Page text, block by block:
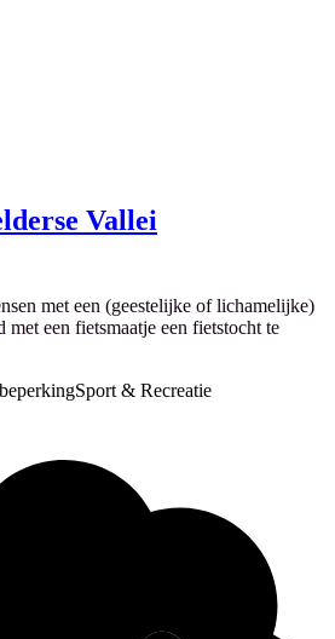
Vallei
met een (geestelijke of lichamelijke)
een fietsmaatje een fietstocht te
Sport & Recreatie